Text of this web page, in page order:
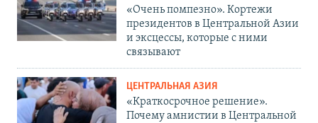
«Очень помпезно». Кортежи
президентов в Центральной Азии
и эксцессы, которые с ними
связывают
ЦЕНТРАЛЬНАЯ АЗИЯ
«Краткосрочное решение».
Почему амнистии в Центральной